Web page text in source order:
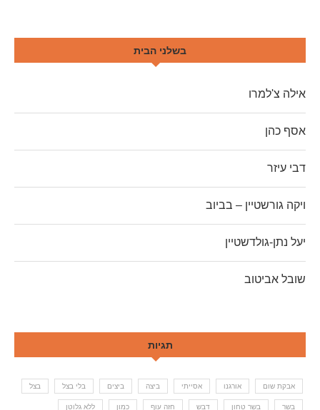
בשלני הבית
אילה צ'למרו
אסף כהן
דבי עיזר
ויקה גורשטיין – בביוב
יעל נתן-גולדשטיין
שובל אביטוב
תגיות
אבקת שום אורגנו אסייתי ביצה ביצים בלי בצל בצל
בשר בשר טחון דבש חזה עוף כמון ללא גלוטן